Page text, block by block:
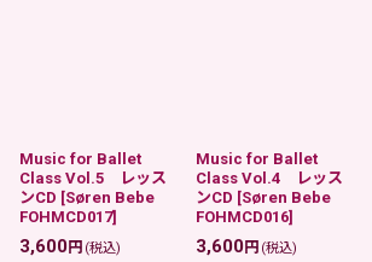
Music for Ballet
Class Vol.5 レッス
ンCD [Søren Bebe
FOHMCD017]
3,600円 (税込)
Music for Ballet
Class Vol.4 レッス
ンCD [Søren Bebe
FOHMCD016]
3,600円 (税込)